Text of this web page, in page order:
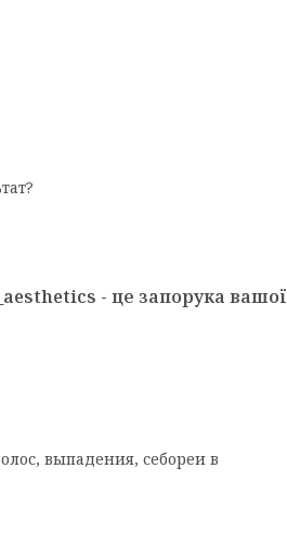
- це запорука вашої
выпадения, себореи в